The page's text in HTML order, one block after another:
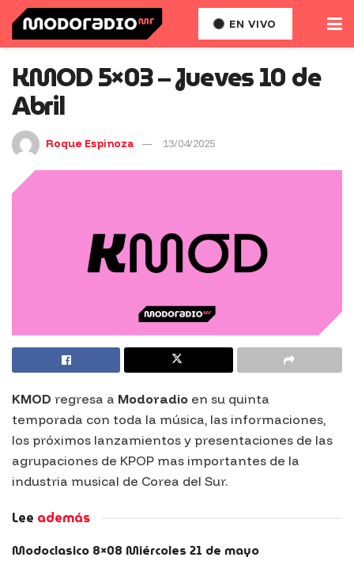
EN VIVO
KMOD 5×03 – Jueves 10 de
Abril
Roque Espinoza 13/04/2025
KMOD regresa a Modoradio en su quinta
temporada con toda la música, las informaciones,
los próximos lanzamientos y presentaciones de las
agrupaciones de KPOP mas importantes de la
industria musical de Corea del Sur.
Lee además
Modoclasico 8×08 Miércoles 21 de mayo